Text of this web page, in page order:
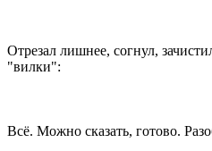
Отрезал лишнее, согнул,
"вилки":
Всё. Можно сказать, готово.